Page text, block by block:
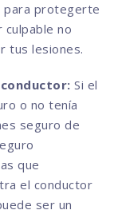
para protegerte
culpable no
tus lesiones.
Si el
o no tenía
seguro de
que
el conductor
ser un